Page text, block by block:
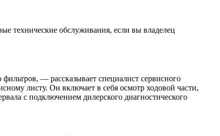
технические обслуживания, если вы владелец
— рассказывает специалист сервисного
листу. Он включает в себя осмотр ходовой части,
с подключением дилерского диагностического